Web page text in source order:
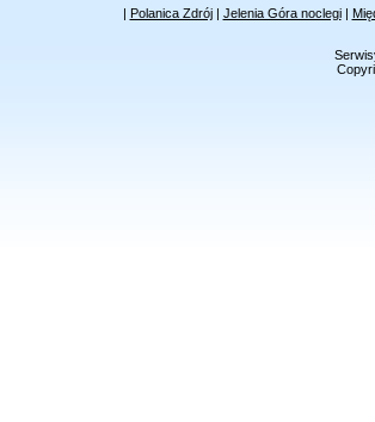
| Polanica Zdrój| Jelenia Góra noclegi|